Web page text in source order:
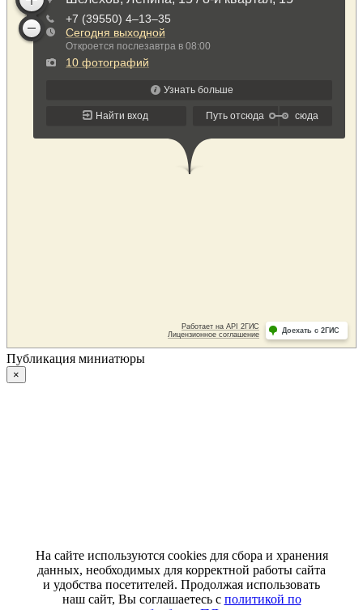
Публикация миниатюры
×
На сайте используются cookies для сбора и хранения
данных, необходимых для корректной работы сайта
и удобства посетителей. Продолжая использовать
наш сайт, Вы соглашаетесь с политикой по